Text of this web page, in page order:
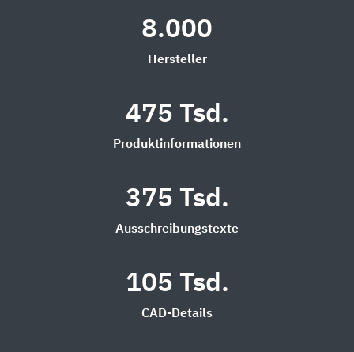
8.000
Hersteller
475 Tsd.
Produktinformationen
375 Tsd.
Ausschreibungstexte
105 Tsd.
CAD-Details